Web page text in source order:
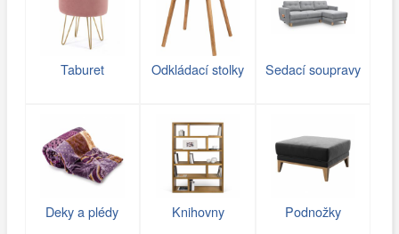
Taburet Odkládací stolky Sedací soupravy
Deky a plédy Knihovny Podnožky